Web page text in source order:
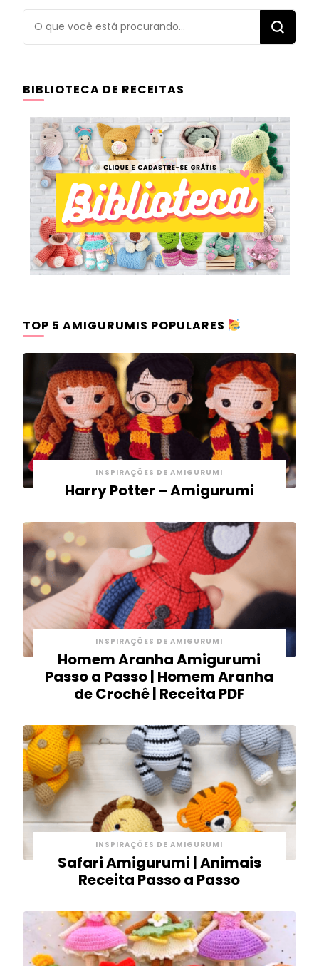
Procurando
algo?
BIBLIOTECA DE RECEITAS
TOP 5 AMIGURUMIS POPULARES
INSPIRAÇÕES DE AMIGURUMI
Harry Potter – Amigurumi
INSPIRAÇÕES DE AMIGURUMI
Homem Aranha Amigurumi
Passo a Passo | Homem Aranha
de Crochê | Receita PDF
INSPIRAÇÕES DE AMIGURUMI
Safari Amigurumi | Animais
Receita Passo a Passo